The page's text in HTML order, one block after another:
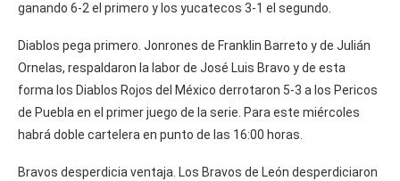
ganando 6-2 el primero y los yucatecos 3-1 el segundo.
Diablos pega primero. Jonrones de Franklin Barreto y de Julián
Ornelas, respaldaron la labor de José Luis Bravo y de esta
forma los Diablos Rojos del México derrotaron 5-3 a los Pericos
de Puebla en el primer juego de la serie. Para este miércoles
habrá doble cartelera en punto de las 16:00 horas.
Bravos desperdicia ventaja. Los Bravos de León desperdiciaron